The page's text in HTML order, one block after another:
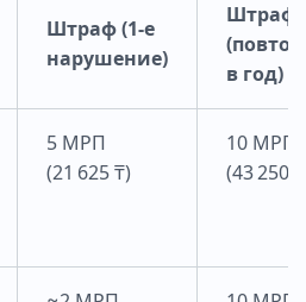
Штраф (1-е
нарушение)
Штраф
в год)
5 МРП
(21 625 ₸)
10 МРП
(43 250